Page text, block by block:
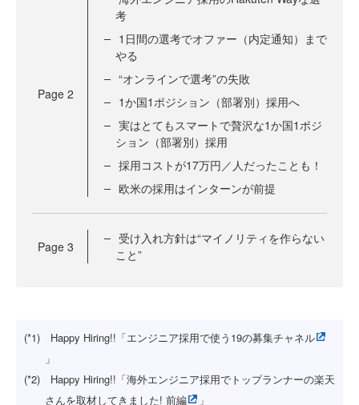
Page 2
考
1日間の選考でオファー（内定通知）まで
やる
“オンラインで選考”の失敗
1か国1ポジション（部署別）採用へ
実はとてもスマートで贅沢な1か国1ポジ
ション（部署別）採用
採用コストが17万円／人だったことも！
欧米の採用はインターンが前提
Page 3
受け入れ方針は“マイノリティを作らない
こと”
(*1) Happy Hiring!!「エンジニア採用で使う19の募集チャネル
」
(*2) Happy Hiring!!「海外エンジニア採用でトップランナーの楽天
さんを取材してきました! 前編
」